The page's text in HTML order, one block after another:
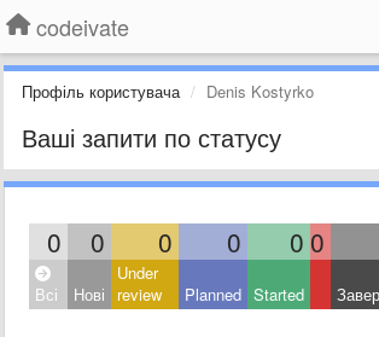
codeivate
Профіль користувача Denis Kostyrko
Ваші запити по статусу
0 0 0 0 0 0
Всі Нові
Under
review
Planned Started